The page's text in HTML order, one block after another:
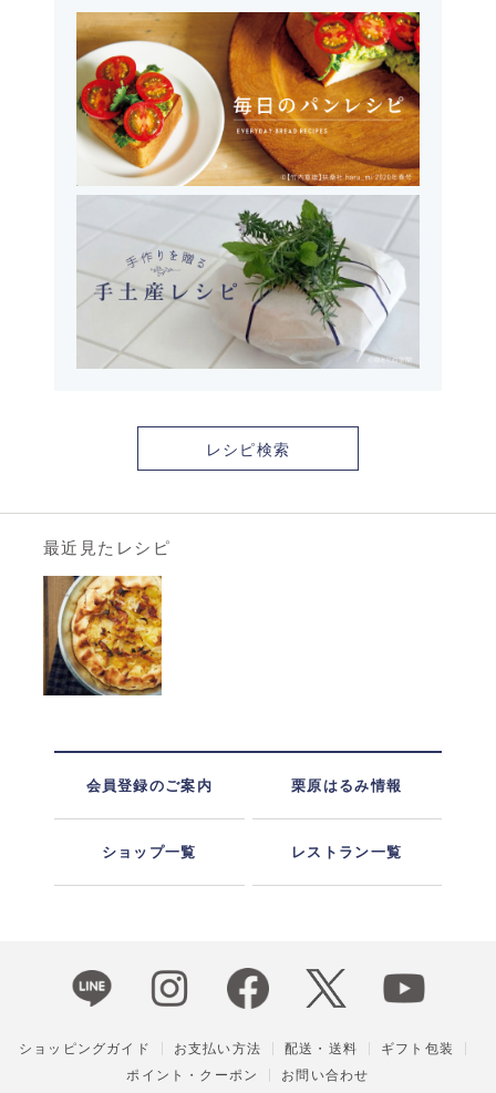
レシピ検索
最近見たレシピ
会員登録のご案内 栗原はるみ情報
ショップ一覧 レストラン一覧
ショッピングガイド お支払い方法 配送・送料
ギフト包装
ポイント・クーポン
お問い合わせ